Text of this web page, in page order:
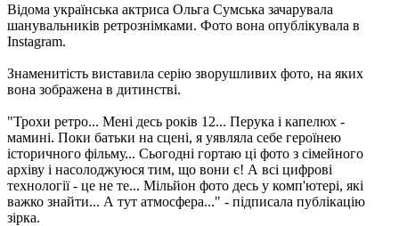
Відома українська актриса Ольга Сумська зачарувала
шанувальників ретрознімками. Фото вона опублікувала в
Instagram.
Знаменитість виставила серію зворушливих фото, на яких
вона зображена в дитинстві.
"Трохи ретро... Мені десь років 12... Перука і капелюх -
мамині. Поки батьки на сцені, я уявляла себе героїнею
історичного фільму... Сьогодні гортаю ці фото з сімейного
архіву і насолоджуюся тим, що вони є! А всі цифрові
технології - це не те... Мільйон фото десь у комп'ютері, які
важко знайти... А тут атмосфера..." - підписала публікацію
зірка.